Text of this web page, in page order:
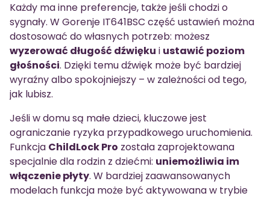
Każdy ma inne preferencje, także jeśli chodzi o
sygnały. W Gorenje IT641BSC część ustawień można
dostosować do własnych potrzeb: możesz
wyzerować długość dźwięku i ustawić poziom
głośności. Dzięki temu dźwięk może być bardziej
wyraźny albo spokojniejszy – w zależności od tego,
jak lubisz.
Jeśli w domu są małe dzieci, kluczowe jest
ograniczanie ryzyka przypadkowego uruchomienia.
Funkcja ChildLock Pro została zaprojektowana
specjalnie dla rodzin z dziećmi: uniemożliwia im
włączenie płyty. W bardziej zaawansowanych
modelach funkcja może być aktywowana w trybie